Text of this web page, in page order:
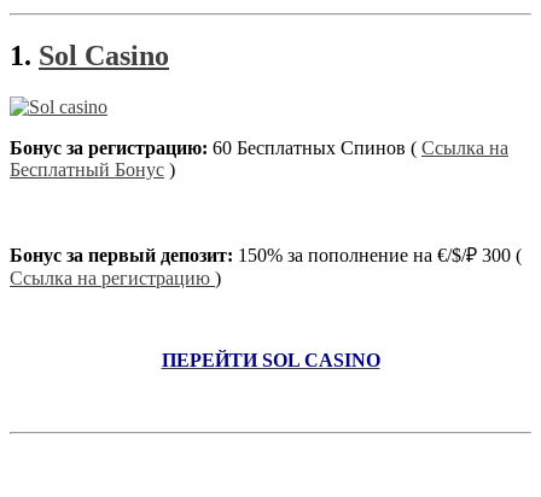
1. Sol Casino
Бонус за регистрацию: 60 Бесплатных Спинов ( Ссылка на
Бесплатный Бонус )
Бонус за первый депозит: 150% за пополнение на €/$/₽ 300 (
Ссылка на регистрацию )
ПЕРЕЙТИ SOL CASINO